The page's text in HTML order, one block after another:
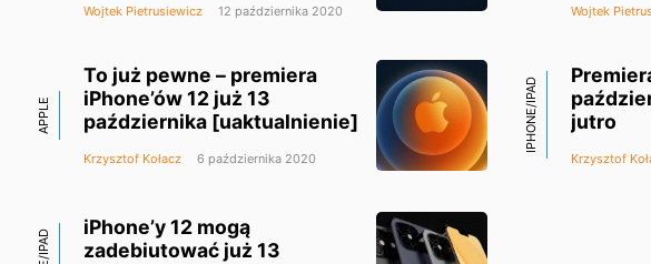
Wojtek Pietrusiewicz 12 października 2020
„Hi,
Wojtek
APPLE
To już pewne – premiera
iPhone’ów 12 już 13
października [uaktualnienie]
Krzysztof Kołacz 6 października 2020
IPHONE/IPAD
jutro
Krzysztof
iPhone’y 12 mogą
zadebiutować już 13